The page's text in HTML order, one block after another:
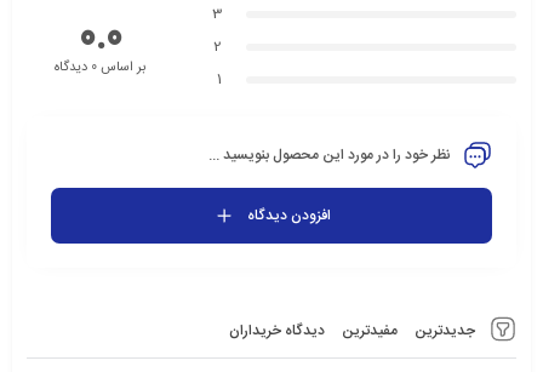
جدیدترین مفیدترین دیدگاه خریداران
3
2
1
0.0بر اساس 0 دیدگاه
نظر خود را در مورد این محصول بنویسید ...
افزودن دیدگاه